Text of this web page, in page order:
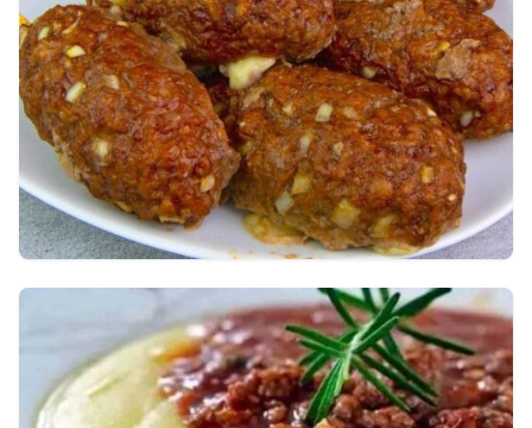
carnes
Espetinho de Carne Moída Recheado
com Queijo
⏱️ 45 min 👥 6 porções